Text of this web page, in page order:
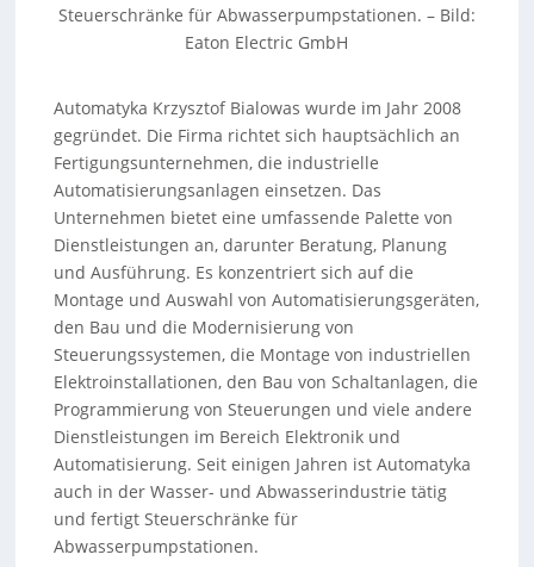
Steuerschränke für Abwasserpumpstationen. – Bild:
Eaton Electric GmbH
Automatyka Krzysztof Bialowas wurde im Jahr 2008
gegründet. Die Firma richtet sich hauptsächlich an
Fertigungsunternehmen, die industrielle
Automatisierungsanlagen einsetzen. Das
Unternehmen bietet eine umfassende Palette von
Dienstleistungen an, darunter Beratung, Planung
und Ausführung. Es konzentriert sich auf die
Montage und Auswahl von Automatisierungsgeräten,
den Bau und die Modernisierung von
Steuerungssystemen, die Montage von industriellen
Elektroinstallationen, den Bau von Schaltanlagen, die
Programmierung von Steuerungen und viele andere
Dienstleistungen im Bereich Elektronik und
Automatisierung. Seit einigen Jahren ist Automatyka
auch in der Wasser- und Abwasserindustrie tätig
und fertigt Steuerschränke für
Abwasserpumpstationen.